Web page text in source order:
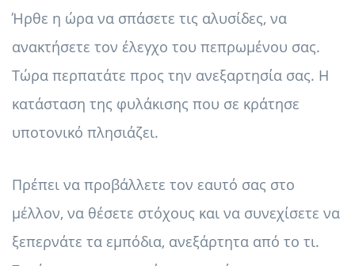
Ήρθε η ώρα να σπάσετε τις αλυσίδες, να
ανακτήσετε τον έλεγχο του πεπρωμένου σας.
Τώρα περπατάτε προς την ανεξαρτησία σας. Η
κατάσταση της φυλάκισης που σε κράτησε
υποτονικό πλησιάζει.
Πρέπει να προβάλλετε τον εαυτό σας στο
μέλλον, να θέσετε στόχους και να συνεχίσετε να
ξεπερνάτε τα εμπόδια, ανεξάρτητα από το τι.